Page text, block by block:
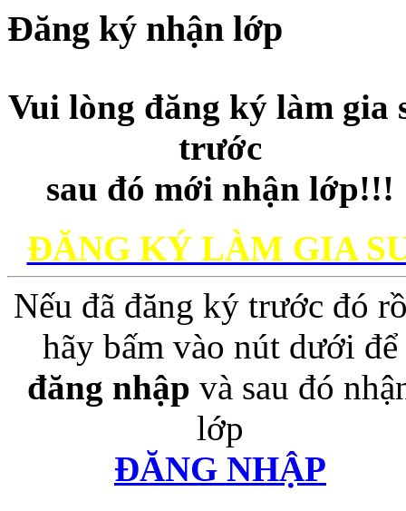
Đăng ký nhận lớp
Vui lòng đăng ký làm gia
trước
sau đó mới nhận lớp!!!
ĐĂNG KÝ LÀM GIA
Nếu đã đăng ký trước đó
hãy bấm vào nút dưới để
đăng nhập và sau đó
lớp
ĐĂNG NHẬP